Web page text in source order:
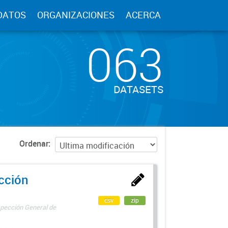
ORGANIZACIONES ACERCA
063
DATASETS
Ordenar
General de
csv zip